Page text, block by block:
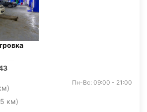
км)
Пн-Вс: 09:00 - 21:00